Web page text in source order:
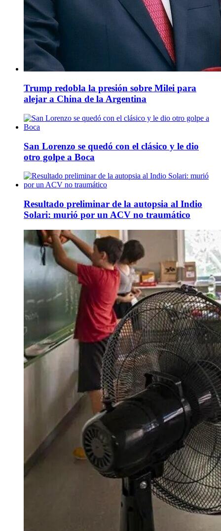
Trump redobla la presión sobre Milei para
alejar a China de la Argentina
San Lorenzo se quedó con el clásico y le dio
otro golpe a Boca
Resultado preliminar de la autopsia al Indio
Solari: murió por un ACV no traumático